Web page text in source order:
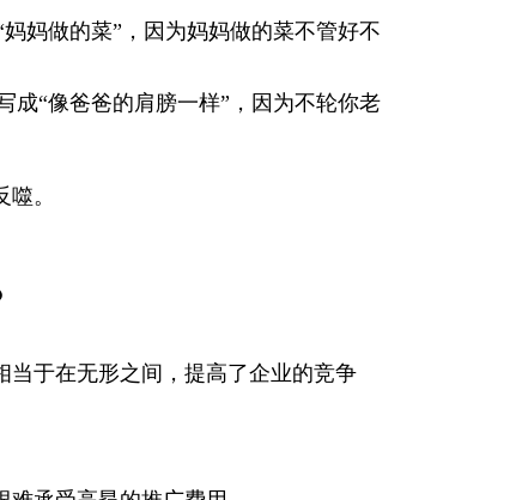
妈做的菜”，因为妈妈做的菜不管好不
成“像爸爸的肩膀一样”，因为不轮你老
。
当于在无形之间，提高了企业的竞争